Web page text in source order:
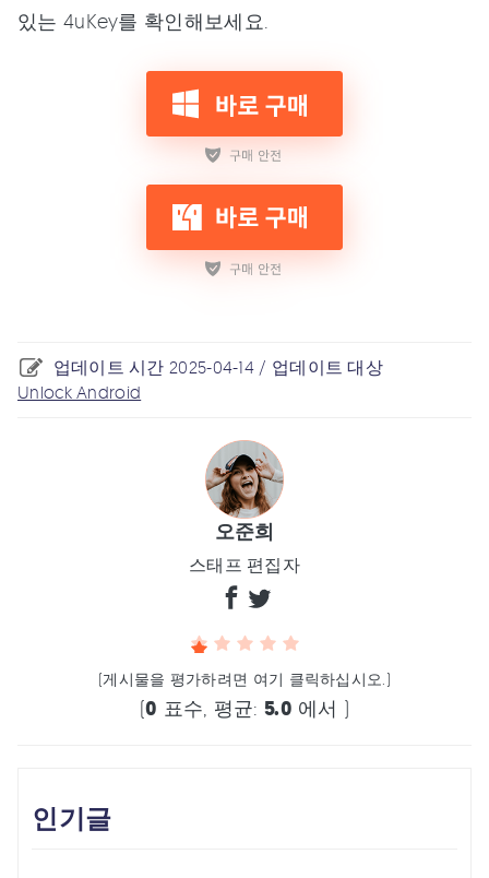
있는 4uKey를 확인해보세요.
업데이트 시간 2025-04-14 / 업데이트 대상
Unlock Android
오준희
스태프 편집자
(게시물을 평가하려면 여기 클릭하십시오.)
(0 표수, 평균: 5.0 에서 )
인기글